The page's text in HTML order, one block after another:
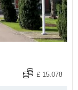
£ 15.078